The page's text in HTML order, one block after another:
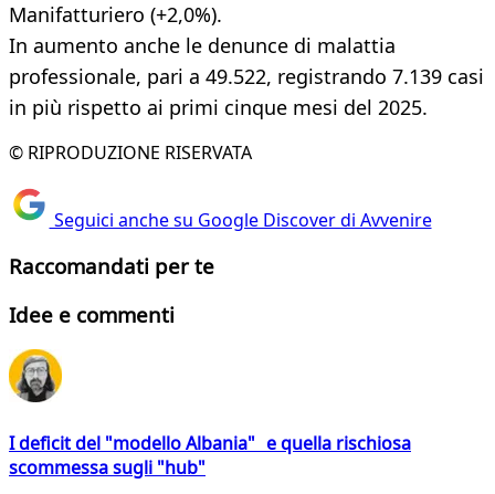
Manifatturiero (+2,0%).
In aumento anche le denunce di malattia
professionale, pari a 49.522, registrando 7.139 casi
in più rispetto ai primi cinque mesi del 2025.
© RIPRODUZIONE RISERVATA
Seguici anche su Google Discover di Avvenire
Raccomandati per te
Idee e commenti
I deficit del "modello Albania" e quella rischiosa
scommessa sugli "hub"